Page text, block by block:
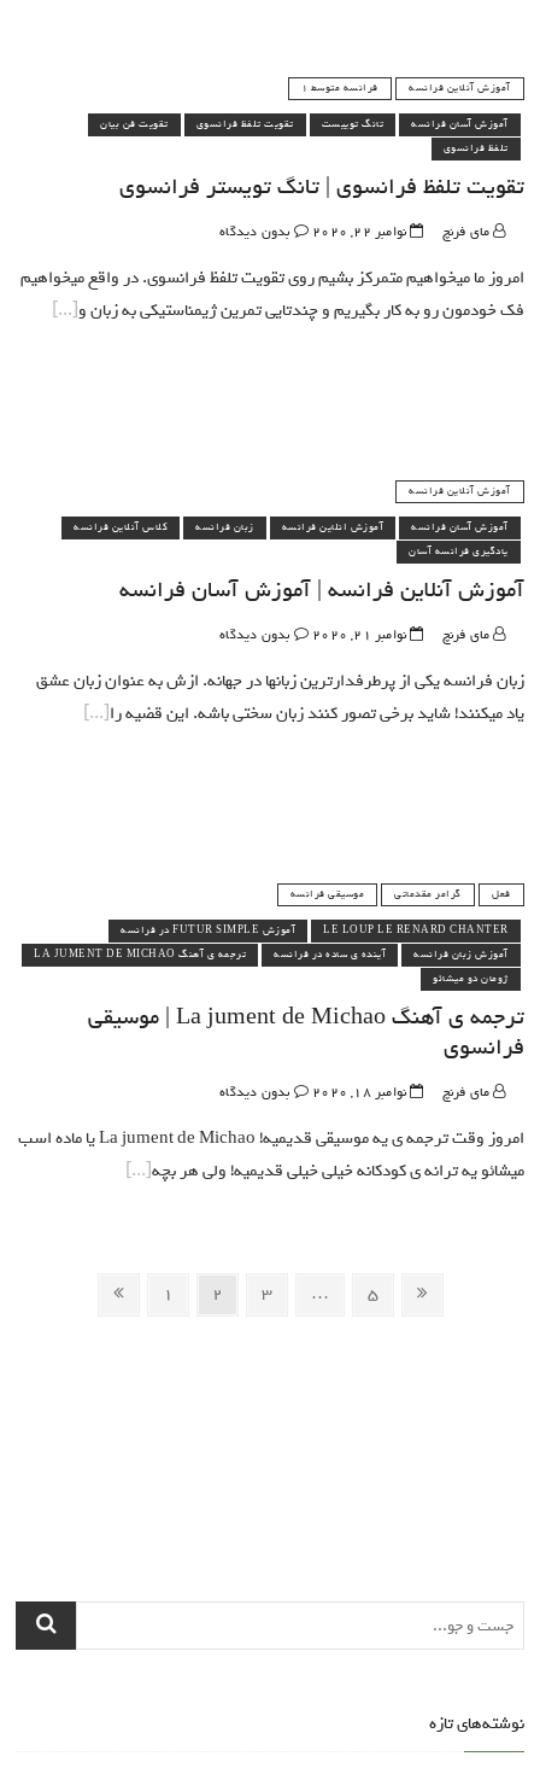
آموزش آنلاین فرانسه فرانسه متوسط 1
آموزش آسان فرانسه تانگ توییست تقویت تلفظ فرانسوی
تقویت فن بیان
تلفظ فرانسوی
تقویت تلفظ فرانسوی | تانگ تویستر فرانسوی
مای فرنچ نوامبر 22, 2020 بدون دیدگاه
امروز ما میخواهیم متمرکز بشیم روی تقویت تلفظ فرانسوی. در واقع میخواهیم
فک خودمون رو به کار بگیریم و چندتایی تمرین ژیمناستیکی به زبان و
آموزش آنلاین فرانسه
آموزش آسان فرانسه آموزش انلاین فرانسه زبان فرانسه
کلاس آنلاین فرانسه
یادگیری فرانسه آسان
آموزش آنلاین فرانسه | آموزش آسان فرانسه
مای فرنچ نوامبر 21, 2020 بدون دیدگاه
زبان فرانسه یکی از پرطرفدارترین زبانها در جهانه. ازش به عنوان زبان عشق
یاد میکنند! شاید برخی تصور کنند زبان سختی باشه. این قضیه را
فعل گرامر مقدماتی موسیقی فرانسه
LE LOUP LE RENARD CHANTER
آموزش FUTUR SIMPLE در فرانسه
آموزش زبان فرانسه
آینده ی ساده در فرانسه
ترجمه ی آهنگ LA JUMENT DE MICHAO
ژومان دو میشائو
ترجمه ی آهنگ La jument de Michao | موسیقی
فرانسوی
مای فرنچ نوامبر 18, 2020 بدون دیدگاه
امروز وقت ترجمه ی یه موسیقی قدیمیه! La jument de Michao یا ماده اسب
میشائو یه ترانه ی کودکانه خیلی خیلی قدیمیه! ولی هر بچه
صفحه
Page1 Page
2 Page
3 … Page
5صفحه
نوشته‌های تازه